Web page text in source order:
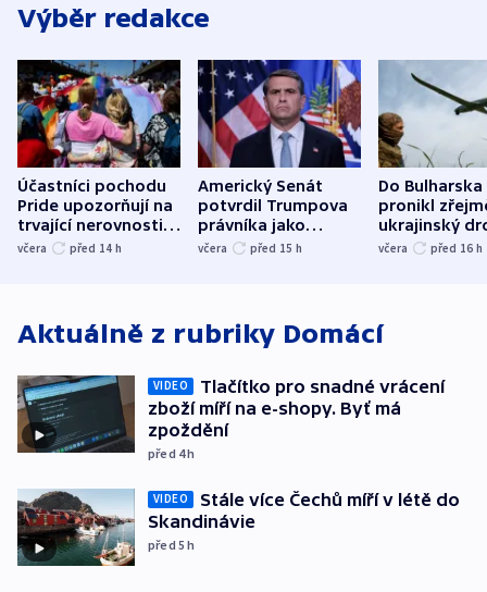
Výběr redakce
Účastníci pochodu
Pride upozorňují na
trvající nerovnosti i
společenskou
včera před 14 h
Americký Senát
potvrdil Trumpova
právníka jako
ministra
včera před 15 h
Do Bulharska
pronikl
ukrajinský
explodoval
včera před 16 h
Aktuálně z rubriky Domácí
VIDEO
Tlačítko pro snadné vrácení
zboží míří na e-shopy. Byť má
zpoždění
před 4h
VIDEO
Stále více Čechů míří v létě do
Skandinávie
před 5h